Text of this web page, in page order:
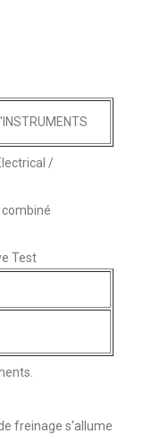
/
Test
freinage s'allume